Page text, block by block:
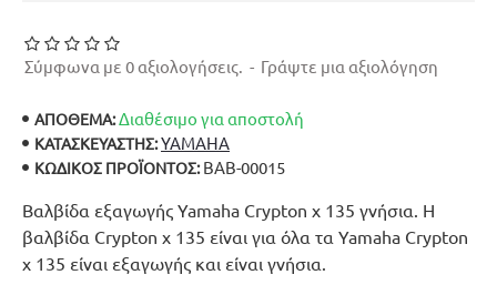
Βαλβίδα εξαγωγής Yamaha Crypton x 135 γνήσια. Η
βαλβίδα Crypton x 135 είναι για όλα τα Yamaha Crypton
x 135 είναι εξαγωγής και είναι γνήσια.
ΑΠΟΘΕΜΑ:Διαθέσιμο για αποστολή
ΚΑΤΑΣΚΕΥΑΣΤΉΣ:YAMAHA
ΚΩΔΙΚΌΣ ΠΡΟΪΌΝΤΟΣ: ΒΑΒ-00015
Σύμφωνα με 0 αξιολογήσεις. - Γράψτε μια αξιολόγηση